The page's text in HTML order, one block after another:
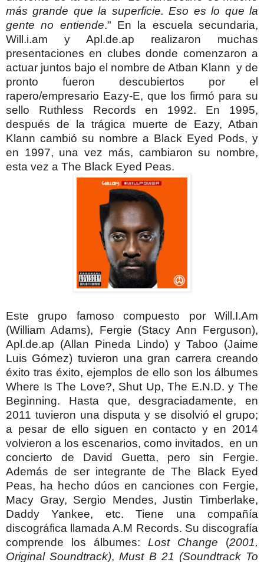
más grande que la superficie. Eso es lo que la
gente no entiende." En la escuela secundaria,
Will.i.am y Apl.de.ap realizaron muchas
presentaciones en clubes donde comenzaron a
actuar juntos bajo el nombre de Atban Klann y de
pronto fueron descubiertos por el
rapero/empresario Eazy-E, que los firmó para su
sello Ruthless Records en 1992. En 1995,
después de la trágica muerte de Eazy, Atban
Klann cambió su nombre a Black Eyed Pods, y
en 1997, una vez más, cambiaron su nombre,
esta vez a The Black Eyed Peas.
Este grupo famoso compuesto por Will.I.Am
(William Adams), Fergie (Stacy Ann Ferguson),
Apl.de.ap (Allan Pineda Lindo) y Taboo (Jaime
Luis Gómez) tuvieron una gran carrera creando
éxito tras éxito, ejemplos de ello son los álbumes
Where Is The Love?, Shut Up, The E.N.D. y The
Beginning. Hasta que, desgraciadamente, en
2011 tuvieron una disputa y se disolvió el grupo;
a pesar de ello siguen en contacto y en 2014
volvieron a los escenarios, como invitados, en un
concierto de David Guetta, pero sin Fergie.
Además de ser integrante deThe Black Eyed
Peas, ha hecho dúos en canciones con Fergie,
Macy Gray, Sergio Mendes, Justin Timberlake,
Daddy Yankee, etc.Tiene una compañía
discográfica llamada A.M Records. Su discografía
comprende los álbumes: Lost Change (2001,
Original Soundtrack), Must B 21 (Soundtrack To